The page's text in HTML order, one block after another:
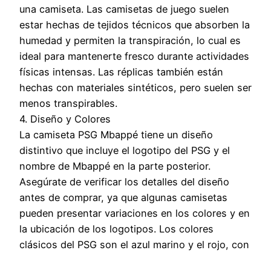
una camiseta. Las camisetas de juego suelen
estar hechas de tejidos técnicos que absorben la
humedad y permiten la transpiración, lo cual es
ideal para mantenerte fresco durante actividades
físicas intensas. Las réplicas también están
hechas con materiales sintéticos, pero suelen ser
menos transpirables.
4. Diseño y Colores
La camiseta PSG Mbappé tiene un diseño
distintivo que incluye el logotipo del PSG y el
nombre de Mbappé en la parte posterior.
Asegúrate de verificar los detalles del diseño
antes de comprar, ya que algunas camisetas
pueden presentar variaciones en los colores y en
la ubicación de los logotipos. Los colores
clásicos del PSG son el azul marino y el rojo, con